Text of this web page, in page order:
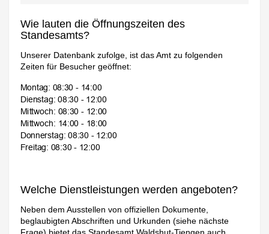
Wie lauten die Öffnungszeiten des
Standesamts?
Unserer Datenbank zufolge, ist das Amt zu folgenden
Zeiten für Besucher geöffnet:
Welche Dienstleistungen werden angeboten?
Neben dem Ausstellen von offiziellen Dokumente,
beglaubigten Abschriften und Urkunden (siehe nächste